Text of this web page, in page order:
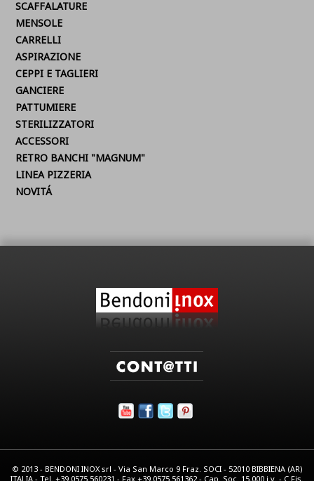
SCAFFALATURE
MENSOLE
CARRELLI
ASPIRAZIONE
CEPPI E TAGLIERI
GANCIERE
PATTUMIERE
STERILIZZATORI
ACCESSORI
RETRO BANCHI "MAGNUM"
LINEA PIZZERIA
NOVITÁ
© 2013 - BENDONI INOX srl - Via San Marco 9 Fraz. SOCI - 52010 BIBBIENA (AR)
ITALIA - Tel. +39.0575.560231 - Fax +39.0575.561362 - Cap. Soc. 15.000 i.v. - C.Fis.